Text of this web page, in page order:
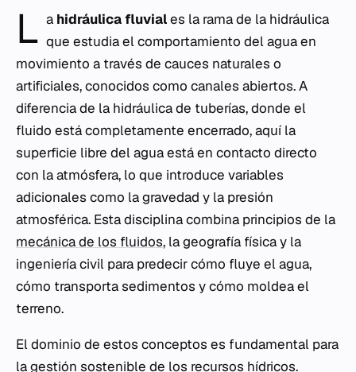
L a hidráulica fluviales la rama de la hidráulica
que estudia el comportamiento del agua en
movimiento a través de cauces naturales o
artificiales, conocidos como canales abiertos. A
diferencia de la hidráulica de tuberías, donde el
fluido está completamente encerrado, aquí la
superficie libre del agua está en contacto directo
con la atmósfera, lo que introduce variables
adicionales como la gravedad y la presión
atmosférica. Esta disciplina combina principios de la
mecánica de los fluidos, la geografía física y la
ingeniería civil para predecir cómo fluye el agua,
cómo transporta sedimentos y cómo moldea el
terreno.
El dominio de estos conceptos es fundamental para
la gestión sostenible de los recursos hídricos.